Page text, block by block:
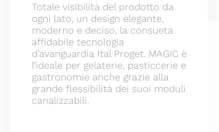
Totale visibilità del prodotto da
ogni lato, un design elegante,
moderno e deciso, la consueta
affidabile tecnologia
d’avanguardia Ital Proget. MAGIC è
l’ideale per gelaterie, pasticcerie e
gastronomie anche grazie alla
grande flessibilità dei suoi moduli
canalizzabili.